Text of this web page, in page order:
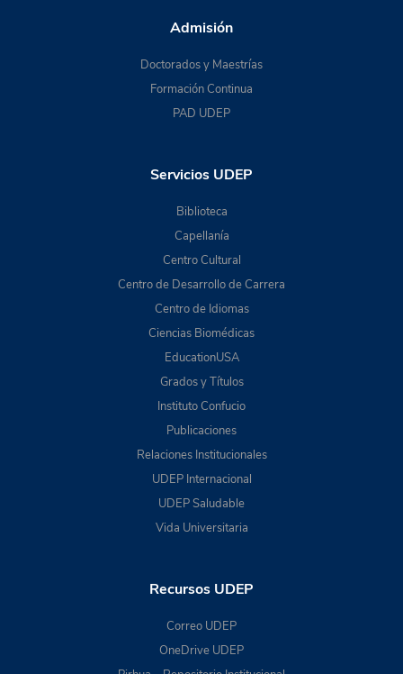
Admisión
Doctorados y Maestrías
Formación Continua
PAD UDEP
Servicios UDEP
Biblioteca
Capellanía
Centro Cultural
Centro de Desarrollo de Carrera
Centro de Idiomas
Ciencias Biomédicas
EducationUSA
Grados y Títulos
Instituto Confucio
Publicaciones
Relaciones Institucionales
UDEP Internacional
UDEP Saludable
Vida Universitaria
Recursos UDEP
Correo UDEP
OneDrive UDEP